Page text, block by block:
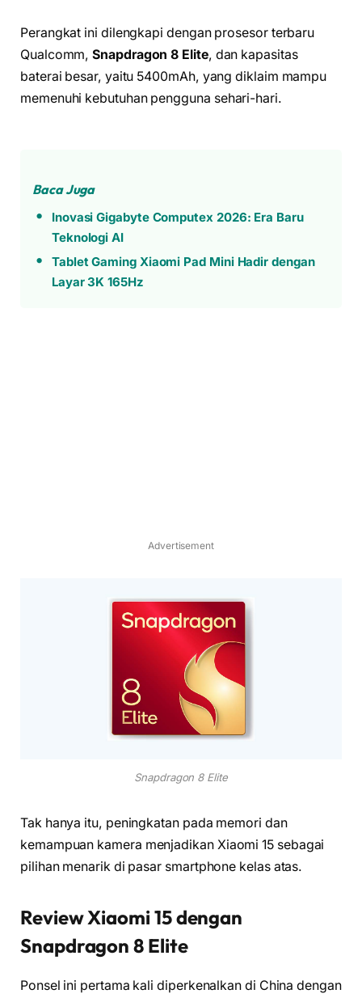
Perangkat ini dilengkapi dengan prosesor terbaru
Qualcomm,Snapdragon 8 Elite, dan kapasitas
baterai besar, yaitu 5400mAh, yang diklaim mampu
memenuhi kebutuhan pengguna sehari-hari.
Baca Juga
Inovasi Gigabyte Computex 2026: Era Baru
Teknologi AI
Tablet Gaming Xiaomi Pad Mini Hadir dengan
Layar 3K 165Hz
Advertisement
Snapdragon 8 Elite
Tak hanya itu, peningkatan pada memori dan
kemampuan kamera menjadikan Xiaomi 15 sebagai
pilihan menarik di pasar smartphone kelas atas.
Review Xiaomi 15 dengan
Snapdragon 8 Elite
Ponsel ini pertama kali diperkenalkan di China dengan